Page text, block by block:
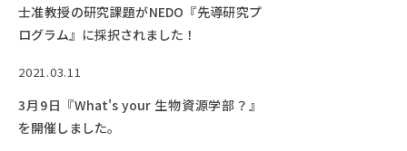
士准教授の研究課題がNEDO『先導研究プ
ログラム』に採択されました！
2021.03.11
3月9日『What's your 生物資源学部？』
を開催しました。